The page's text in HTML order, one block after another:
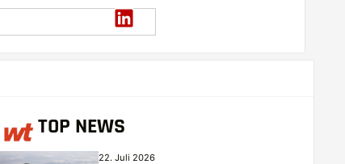
TOP NEWS
22. Juli 2026